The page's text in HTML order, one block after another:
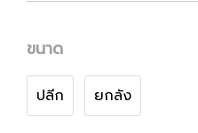
ขนาด
ปลีก ยกลัง